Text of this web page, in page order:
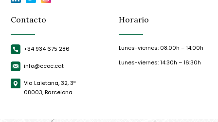
Contacto
+34 934 675 286
info@ccoc.cat
Via Laietana, 32, 3ª
08003, Barcelona
Horario
Lunes-viernes: 08:00h – 14:00h
Lunes-viernes: 14:30h – 16:30h